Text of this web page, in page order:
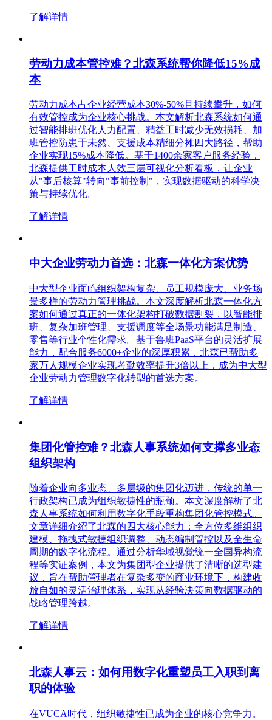
了解详情
劳动力成本管控难？北森系统帮你降低15%成
本
劳动力成本占企业经营成本30%-50%且持续攀升，如何
有效管控成为企业核心挑战。本文解析北森系统如何通
过智能排班优化人力配置、精益工时减少无效损耗、加
班管控防患于未然、支援成本精细分摊四大路径，帮助
企业实现15%成本降低。基于1400余家客户服务经验，
北森提供工时成本人效三层可视化分析看板，让企业
从"事后核算"转向"事前控制"，实现数据驱动的科学决
策与持续优化。
了解详情
中大企业劳动力首选：北森一体化方案优势
中大型企业面临组织架构复杂、员工规模庞大、业务场
景多样的劳动力管理挑战。本文深度解析北森一体化方
案如何通过真正的一体化架构打破数据割裂，以智能排
班、复杂加班管理、支援调度等全场景功能满足制造、
零售等行业个性化需求。基于鲁班PaaS平台的灵活扩展
能力，配合服务6000+企业的深厚积累，北森已帮助多
家万人规模企业实现考勤效率提升3倍以上，成为中大型
企业劳动力管理数字化转型的首选方案。
了解详情
集团化管控难？北森人事系统如何支撑多业态
组织架构
随着企业向多业态、多层级的集团化迈进，传统的单一
行政架构已成为组织敏捷性的瓶颈。本文深度解析了北
森人事系统如何利用数字化手段重构集团化管控模式。
文章详细介绍了北森的四大核心能力：全方位多维组织
建模、拖拽式敏捷组织调整、动态编制管控以及全生命
周期的数字化流程。通过分析华域视觉统一全国异构流
程等实证案例，本文为集团型企业提供了清晰的选型建
议，旨在帮助管理者在复杂多变的商业环境下，构建收
放自如的灵活治理体系，实现从经验决策向数据驱动的
战略管理跨越。
了解详情
北森人事云：如何用数字化重塑员工入职到离
职的体验
在VUCA时代，组织敏捷性已成为企业的核心竞争力。